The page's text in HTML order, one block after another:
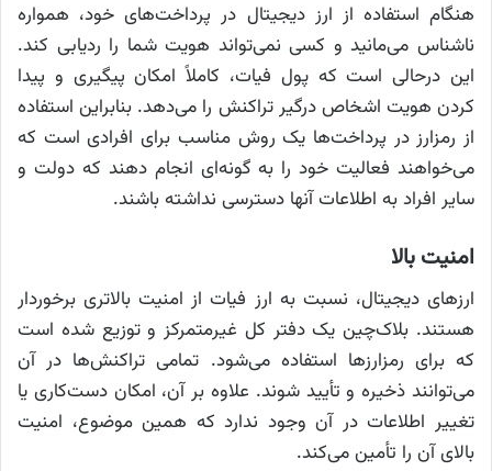
هنگام استفاده از ارز دیجیتال در پرداخت‌های خود، همواره
ناشناس می‌مانید و کسی نمی‌تواند هویت شما را ردیابی کند.
این درحالی است که پول فیات، کاملاً امکان پیگیری و پیدا
کردن هویت اشخاص درگیر تراکنش را می‌دهد. بنابراین استفاده
از رمزارز در پرداخت‌ها یک روش مناسب برای افرادی است که
می‌خواهند فعالیت خود را به گونه‌ای انجام دهند که دولت و
سایر افراد به اطلاعات آنها دسترسی نداشته باشند.
امنیت بالا
ارزهای دیجیتال، نسبت به ارز فیات از امنیت بالاتری برخوردار
هستند. بلاک‌چین یک دفتر کل غیرمتمرکز و توزیع شده است
که برای رمزارزها استفاده می‌شود. تمامی تراکنش‌ها در آن
می‌توانند ذخیره و تأیید شوند. علاوه بر آن، امکان دست‌کاری یا
تغییر اطلاعات در آن وجود ندارد که همین موضوع، امنیت
بالای آن را تأمین می‌کند.